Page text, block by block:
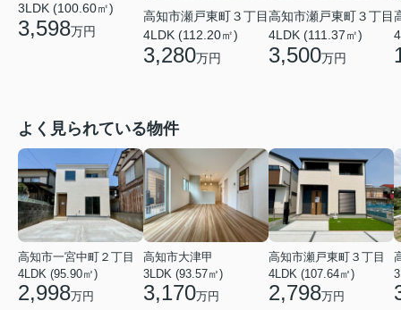
3LDK (100.60㎡)
3,598万円
高知市瀬戸東町３丁目
4LDK (112.20㎡)
3,280万円
高知市瀬戸東町３丁目
4LDK (111.37㎡)
3,500万円
よく見られている物件
高知市一宮中町２丁目
4LDK (95.90㎡)
2,998万円
高知市大津甲
3LDK (93.57㎡)
3,170万円
高知市瀬戸東町３丁目
4LDK (107.64㎡)
2,798万円